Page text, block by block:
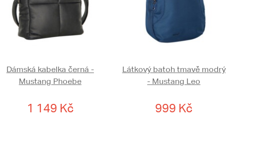
Dámská kabelka černá -
Mustang Phoebe
1 149 Kč
Látkový batoh tmavě modrý
- Mustang Leo
999 Kč